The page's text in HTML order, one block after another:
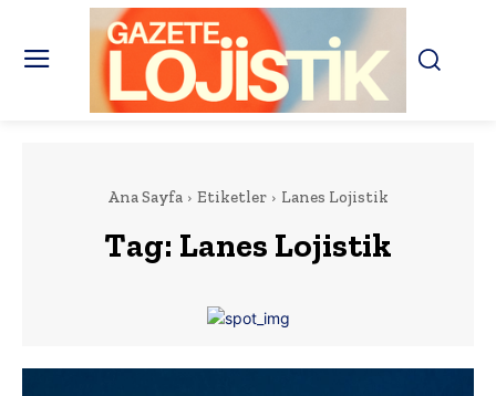
Ana Sayfa Etiketler Lanes Lojistik
Tag: Lanes Lojistik